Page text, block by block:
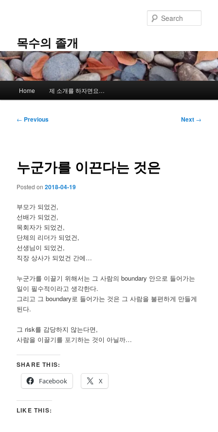
content목수의 졸개
Home 제 소개를 하자면요…
Post
← Previous Next →
누군가를 이끈다는 것은
Posted on2018-04-19
부모가 되었건,
선배가 되었건,
목회자가 되었건,
단체의 리더가 되었건,
선생님이 되었건,
직장 상사가 되었건 간에…
누군가를 이끌기 위해서는 그 사람의 boundary 안으로 들어가는
일이 필수적이라고 생각한다.
그리고 그 boundary로 들어가는 것은 그 사람을 불편하게 만들게
된다.
그 risk를 감당하지 않는다면,
사람을 이끌기를 포기하는 것이 아닐까…
SHARE THIS:
Facebook
X
LIKE THIS: